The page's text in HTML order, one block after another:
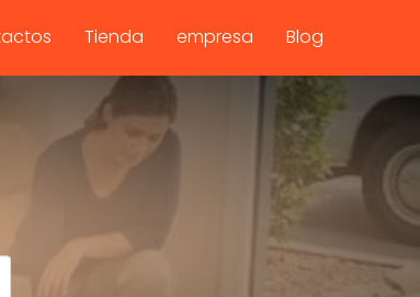
Tienda empresa Blog